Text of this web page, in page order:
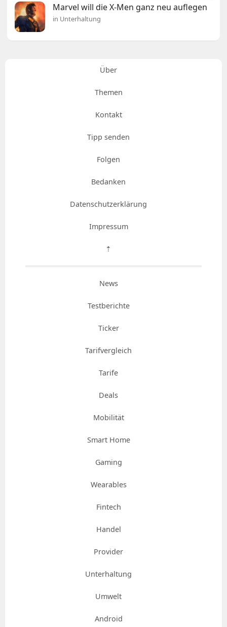
Marvel will die X-Men ganz neu auflegen
in Unterhaltung
Über
Themen
Kontakt
Tipp senden
Folgen
Bedanken
Datenschutzerklärung
Impressum
⇡
News
Testberichte
Ticker
Tarifvergleich
Tarife
Deals
Mobilität
Smart Home
Gaming
Wearables
Fintech
Handel
Provider
Unterhaltung
Umwelt
Android